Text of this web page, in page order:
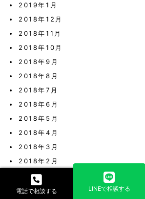
2019年1月
2018年12月
2018年11月
2018年10月
2018年9月
2018年8月
2018年7月
2018年6月
2018年5月
2018年4月
2018年3月
2018年2月
2018年1月
2017年12月
電話で相談する LINEで相談する